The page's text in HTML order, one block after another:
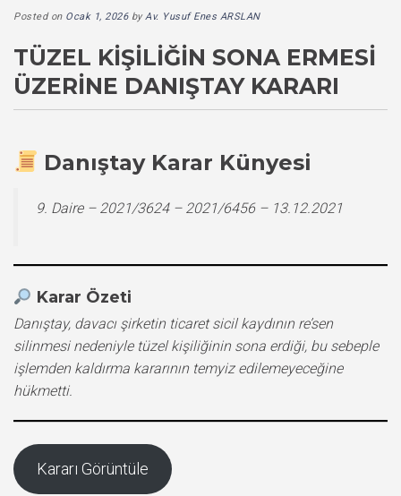
Posted on Ocak 1, 2026byAv. Yusuf Enes ARSLAN
TÜZEL KIŞILIĞIN SONA ERMESI
ÜZERINE DANIŞTAY KARARI
Danıştay Karar Künyesi
9. Daire – 2021/3624 – 2021/6456 – 13.12.2021
Karar Özeti
Danıştay, davacı şirketin ticaret sicil kaydının re’sen
silinmesi nedeniyle tüzel kişiliğinin sona erdiği, bu sebeple
işlemden kaldırma kararının temyiz edilemeyeceğine
hükmetti.
Kararı Görüntüle